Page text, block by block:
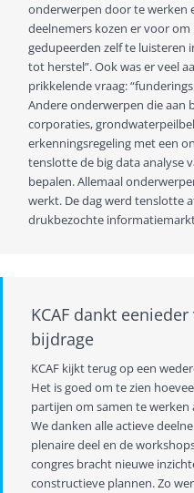
onderwerpen door te werken
deelnemers kozen er voor
gedupeerden zelf te luisteren
tot herstel”. Ook was er veel
prikkelende vraag:
Andere onderwerpen die aan
corporaties,
erkenningsregeling met een
tenslotte de big data analyse
bepalen. Allemaal
werkt. De dag werd tenslotte
drukbezochte
KCAF dankt
bijdrage
KCAF kijkt terug op een
Het is goed om te zien
partijen om samen te werken
We danken alle actieve
plenaire deel en de
congres bracht nieuwe
constructieve plannen. Zo